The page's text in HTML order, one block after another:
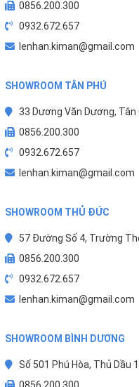
0856.200.300
0932.672.657
lenhan.kiman@gmail.com
SHOWROOM TÂN PHÚ
33 Dương Văn Dương, Tân
0856.200.300
0932.672.657
lenhan.kiman@gmail.com
SHOWROOM THỦ ĐỨC
57 Đường Số 4, Trường
0856.200.300
0932.672.657
lenhan.kiman@gmail.com
SHOWROOM BÌNH DƯƠNG
Số 501 Phú Hòa, Thủ Dầu